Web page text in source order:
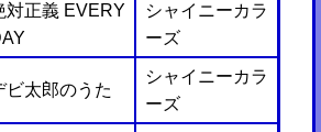
対正義 EVERY
シャイニーカラ
ーズ
ビ太郎のうた
シャイニーカラ
ーズ